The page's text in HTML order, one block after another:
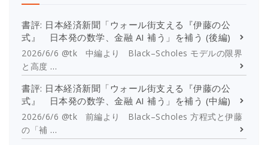
書評: 日本経済新聞「ウォール街支える『伊藤の公
式』 日本発の数学、金融 AI 補う」を補う (後編)
2026/6/6 @tk 中編より Black–Scholes モデルの限界
と高度 …
書評: 日本経済新聞「ウォール街支える『伊藤の公
式』 日本発の数学、金融 AI 補う」を補う (中編)
2026/6/6 @tk 前編より Black–Scholes 方程式と伊藤
の「補 …